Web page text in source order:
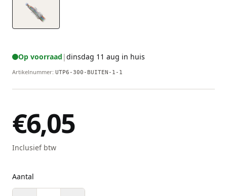
Op voorraad |dinsdag 11 aug in huis
Artikelnummer: UTP6-300-BUITEN-1-1
€6,05
Inclusief btw
Aantal